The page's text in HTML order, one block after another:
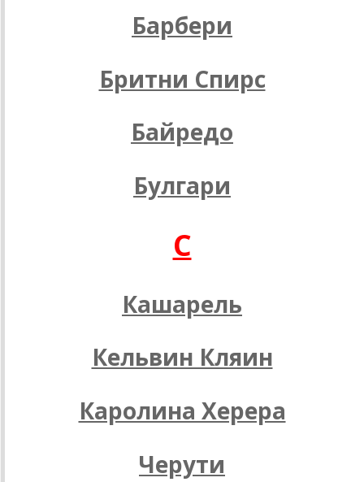
Барбери
Бритни Спирс
Байредо
Булгари
C
Кашарель
Кельвин Кляин
Каролина Херера
Черути